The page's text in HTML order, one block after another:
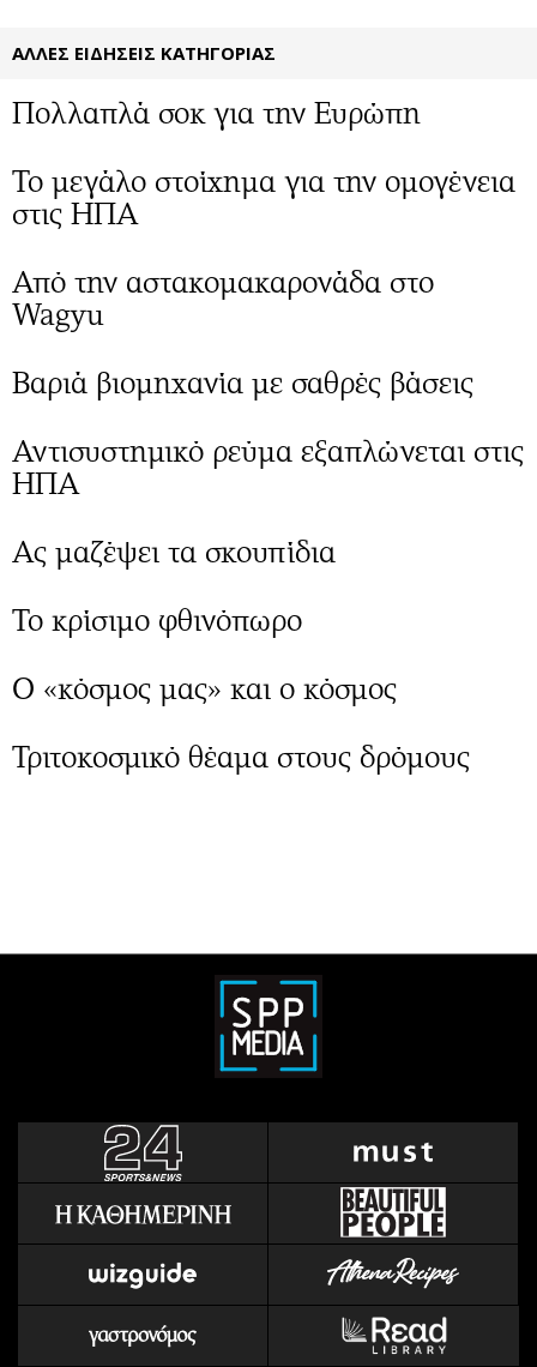
ΑΛΛΕΣ ΕΙΔΗΣΕΙΣ ΚΑΤΗΓΟΡΙΑΣ
Πολλαπλά σοκ για την Ευρώπη
Το μεγάλο στοίχημα για την ομογένεια
στις ΗΠΑ
Από την αστακομακαρονάδα στο
Wagyu
Βαριά βιομηχανία με σαθρές βάσεις
Αντισυστημικό ρεύμα εξαπλώνεται στις
ΗΠΑ
Ας μαζέψει τα σκουπίδια
Το κρίσιμο φθινόπωρo
Ο «κόσμος μας» και ο κόσμος
Τριτοκοσμικό θέαμα στους δρόμους